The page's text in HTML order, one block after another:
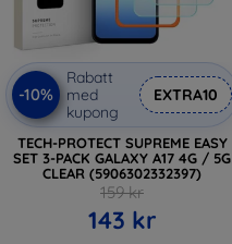
-10%
Rabatt
med
kupong
EXTRA10
TECH-PROTECT SUPREME EASY
SET 3-PACK GALAXY A17 4G / 5G
CLEAR (5906302332397)
159 kr
143 kr